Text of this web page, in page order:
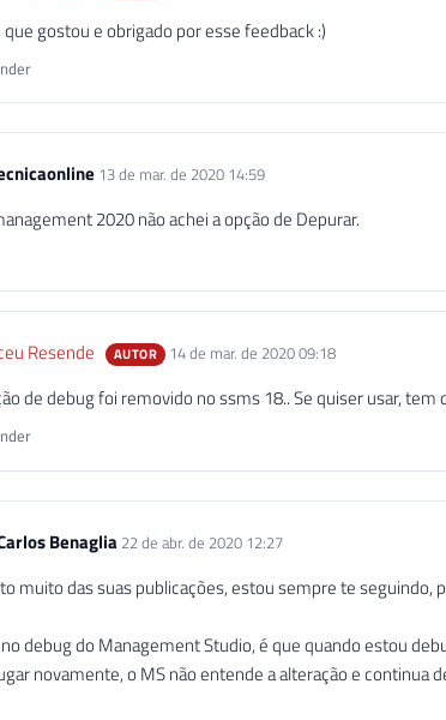
gostou e obrigado por esse feedback :)
13 de mar. de 2020 14:59
2020 não achei a opção de Depurar.
Resende AUTOR 14 de mar. de 2020 09:18
de debug foi removido no ssms 18.. Se quiser usar, tem
Benaglia22 de abr. de 2020 12:27
muito das suas publicações, estou sempre te seguindo,
debug do Management Studio, é que quando estou
novamente, o MS não entende a alteração e continua